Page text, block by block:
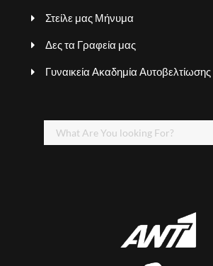
Στείλε μας Μήνυμα
Δες τα Γραφεία μας
Γυναικεία Ακαδημία Αυτοβελτίωσης